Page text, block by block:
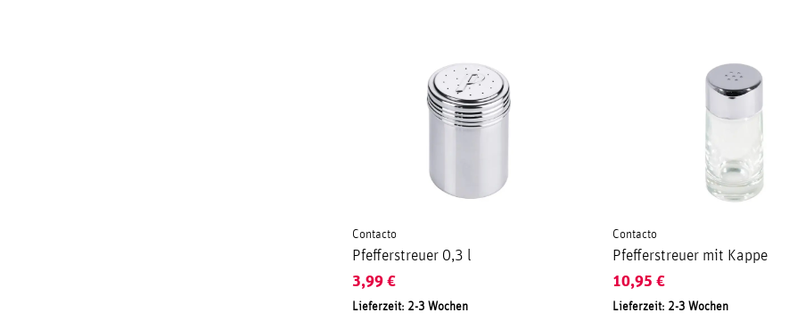
Contacto
Pfefferstreuer 0,3 l
3,99 €
Lieferzeit: 2-3 Wochen
Contacto
Pfefferstreuer mit Kappe
10,95 €
Lieferzeit: 2-3 Wochen